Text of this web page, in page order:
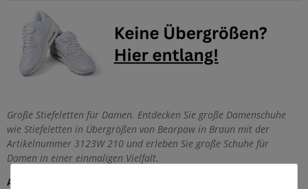
Große Stiefeletten für Damen. Entdecken Sie große Damenschuhe
wie Stiefeletten in Übergrößen von Bearpaw in Braun mit der
Artikelnummer 3123W 210 und erleben Sie große Schuhe für
Damen in einer einmaligen Vielfalt.
Außenmaterial